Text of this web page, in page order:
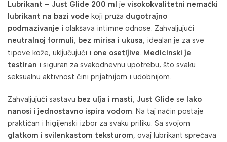
Lubrikant – Just Glide 200 ml je visokokvalitetni nemački
lubrikant na bazi vode koji pruža dugotrajno
podmazivanje i olakšava intimne odnose. Zahvaljujući
neutralnoj formuli, bez mirisa i ukusa, idealan je za sve
tipove kože, uključujući i one osetljive. Medicinski je
testiran i siguran za svakodnevnu upotrebu, što svaku
seksualnu aktivnost čini prijatnijom i udobnijom.
Zahvaljujući sastavu bez ulja i masti, Just Glide se lako
nanosi i jednostavno ispira vodom. Na taj način postaje
praktičan i higijenski izbor za svaku priliku. Sa svojom
glatkom i svilenkastom teksturom, ovaj lubrikant sprečava